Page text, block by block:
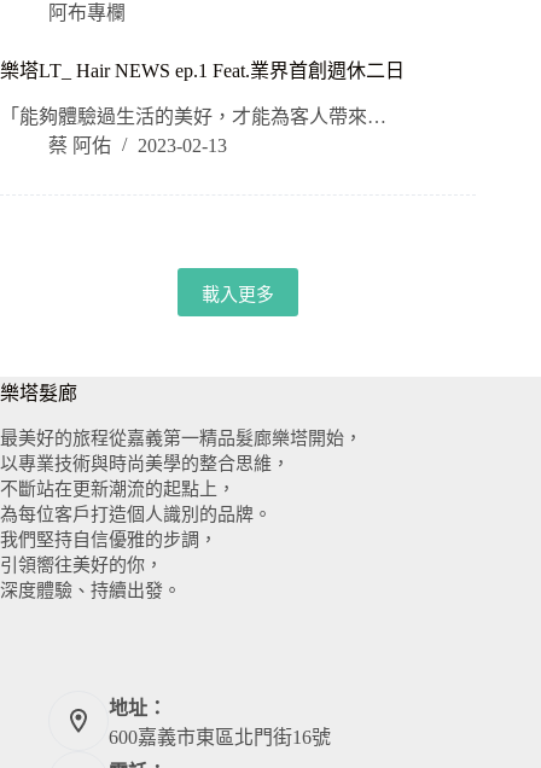
阿布專欄
樂塔LT_ Hair NEWS ep.1 Feat.業界首創週休二日
「能夠體驗過生活的美好，才能為客人帶來…
蔡 阿佑
2023-02-13
載入更多
樂塔髮廊
最美好的旅程從嘉義第一精品髮廊樂塔開始，
以專業技術與時尚美學的整合思維，
不斷站在更新潮流的起點上，
為每位客戶打造個人識別的品牌。
我們堅持自信優雅的步調，
引領嚮往美好的你，
深度體驗、持續出發。
地址：
600嘉義市東區北門街16號